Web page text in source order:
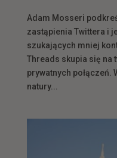
Adam Mosseri
zastąpienia Twittera i
szukających mniej
Threads skupia się na
prywatnych połączeń.
natury...